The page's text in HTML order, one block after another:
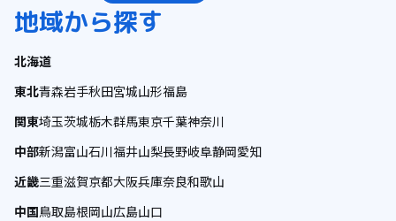
地域から探す
北海道
東北青森岩手秋田宮城山形福島
関東埼玉茨城栃木群馬東京千葉神奈川
中部新潟富山石川福井山梨長野岐阜静岡愛知
近畿三重滋賀京都大阪兵庫奈良和歌山
中国鳥取島根岡山広島山口